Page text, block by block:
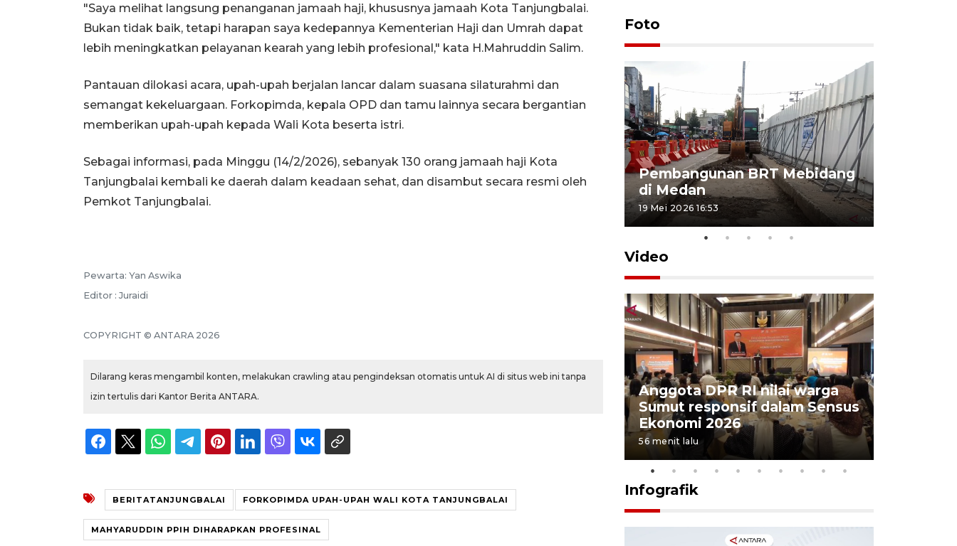
"Saya melihat langsung penanganan jamaah haji, khususnya jamaah Kota Tanjungbalai.
Bukan tidak baik, tetapi harapan saya kedepannya Kementerian Haji dan Umrah dapat
lebih meningkatkan pelayanan kearah yang lebih profesional," kata H.Mahruddin Salim.
Pantauan dilokasi acara, upah-upah berjalan lancar dalam suasana silaturahmi dan
semangat kekeluargaan. Forkopimda, kepala OPD dan tamu lainnya secara bergantian
memberikan upah-upah kepada Wali Kota beserta istri.
Sebagai informasi, pada Minggu (14/2/2026), sebanyak 130 orang jamaah haji Kota
Tanjungbalai kembali ke daerah dalam keadaan sehat, dan disambut secara resmi oleh
Pemkot Tanjungbalai.
Pewarta: Yan Aswika
Editor : Juraidi
COPYRIGHT © ANTARA 2026
Dilarang keras mengambil konten, melakukan crawling atau pengindeksan otomatis untuk AI di situs web ini tanpa
izin tertulis dari Kantor Berita ANTARA.
BERITATANJUNGBALAI FORKOPIMDA UPAH-UPAH WALI KOTA TANJUNGBALAI
MAHYARUDDIN PPIH DIHARAPKAN PROFESINAL
Foto
Pelaporan SPT Tahunan di
Sumut
Pembangunan BRT Mebidang
di Medan
19 Mei 2026 16:53
Video
Anggota DPR RI nilai warga
Sumut responsif dalam Sensus
Ekonomi 2026
56 menit lalu
Infografik